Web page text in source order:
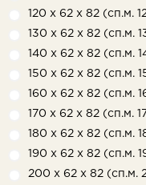
120 х 62 х 82 (сп.м.
130 х 62 х 82 (сп.м.
140 х 62 х 82 (сп.м.
150 х 62 х 82 (сп.м.
160 х 62 х 82 (сп.м.
170 х 62 х 82 (сп.м.
180 х 62 х 82 (сп.м.
190 х 62 х 82 (сп.м.
200 х 62 х 82 (сп.м.